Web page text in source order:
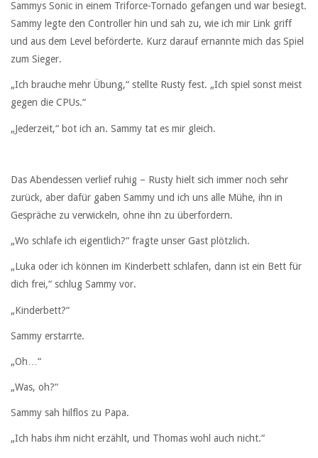
Sammys Sonic in einem Triforce-Tornado gefangen und war besiegt.
Sammy legte den Controller hin und sah zu, wie ich mir Link griff
und aus dem Level beförderte. Kurz darauf ernannte mich das Spiel
zum Sieger.
„Ich brauche mehr Übung,“ stellte Rusty fest. „Ich spiel sonst meist
gegen die CPUs.“
„Jederzeit,“ bot ich an. Sammy tat es mir gleich.
Das Abendessen verlief ruhig – Rusty hielt sich immer noch sehr
zurück, aber dafür gaben Sammy und ich uns alle Mühe, ihn in
Gespräche zu verwickeln, ohne ihn zu überfordern.
„Wo schlafe ich eigentlich?“ fragte unser Gast plötzlich.
„Luka oder ich können im Kinderbett schlafen, dann ist ein Bett für
dich frei,“ schlug Sammy vor.
„Kinderbett?“
Sammy erstarrte.
„Oh…“
„Was, oh?“
Sammy sah hilflos zu Papa.
„Ich habs ihm nicht erzählt, und Thomas wohl auch nicht.“